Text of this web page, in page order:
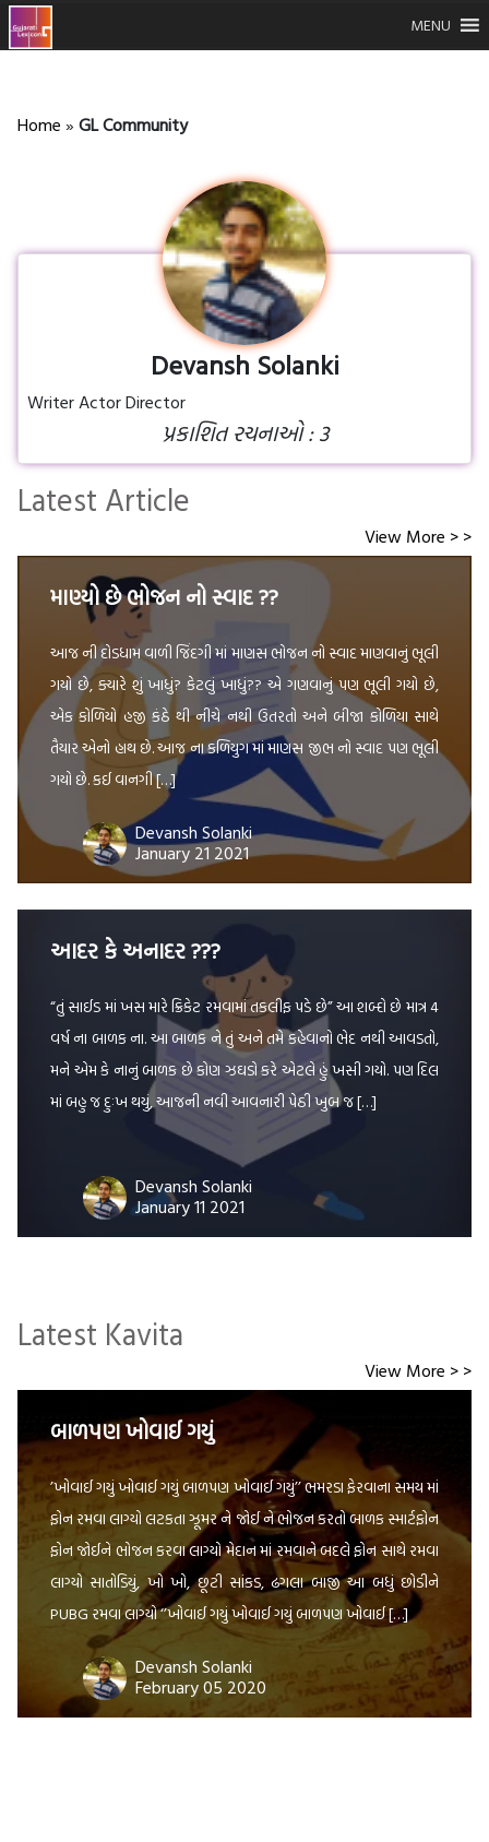
MENU
Home » GL Community
Devansh Solanki
Writer Actor Director
પ્રકાશિત રચનાઓ : 3
Latest Article
View More > >
માણ્યો છે ભોજન નો સ્વાદ ??
આજ ની દોડધામ વાળી જિંદગી માં માણસ ભોજન નો સ્વાદ માણવાનું ભૂલી
ગયો છે, ક્યારે શું ખાધું? કેટલું ખાધું?? એ ગણવાનું પણ ભૂલી ગયો છે,
એક કોળિયો હજી કંઠે થી નીચે નથી ઉતરતો અને બીજા કોળિયા સાથે
તૈયાર એનો હાથ છે. આજ ના કળિયુગ માં માણસ જીભ નો સ્વાદ પણ ભૂલી
ગયો છે. કઈ વાનગી […]
Devansh Solanki
January 21 2021
આદર કે અનાદર ???
“તું સાઈડ માં ખસ મારે ક્રિકેટ રમવામાં તકલીફ પડે છે” આ શબ્દો છે માત્ર 4
વર્ષ ના બાળક ના. આ બાળક ને તું અને તમે કહેવાનો ભેદ નથી આવડતો,
મને એમ કે નાનું બાળક છે કોણ ઝઘડો કરે એટલે હું ખસી ગયો. પણ દિલ
માં બહુ જ દુઃખ થયું, આજની નવી આવનારી પેઠી ખુબ જ […]
Devansh Solanki
January 11 2021
Latest Kavita
View More > >
બાળપણ ખોવાઈ ગયું
’ખોવાઈ ગયું ખોવાઈ ગયું બાળપણ ખોવાઈ ગયું’’ ભમરડા ફેરવાના સમય માં
ફોન રમવા લાગ્યો લટકતા ઝૂમર ને જોઈ ને ભોજન કરતો બાળક સ્માર્ટફોન
ફોન જોઈને ભોજન કરવા લાગ્યો મેદાન માં રમવાને બદલે ફોન સાથે રમવા
લાગ્યો સાતોડિયું, ખો ખો, છૂટી સાંકડ, ઢગલા બાજી આ બધું છોડીને
PUBG રમવા લાગ્યો ‘’ખોવાઈ ગયું ખોવાઈ ગયું બાળપણ ખોવાઈ […]
Devansh Solanki
February 05 2020